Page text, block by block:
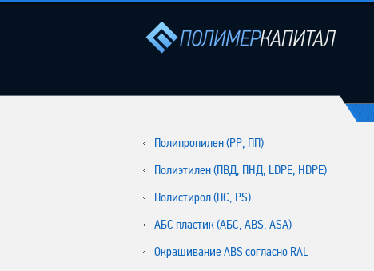
Полипропилен (РР, ПП)
Полиэтилен (ПВД, ПНД, LDPE, HDPE)
Полистирол (ПС, PS)
АБС пластик (АБС, ABS, ASA)
Окрашивание ABS согласно RAL